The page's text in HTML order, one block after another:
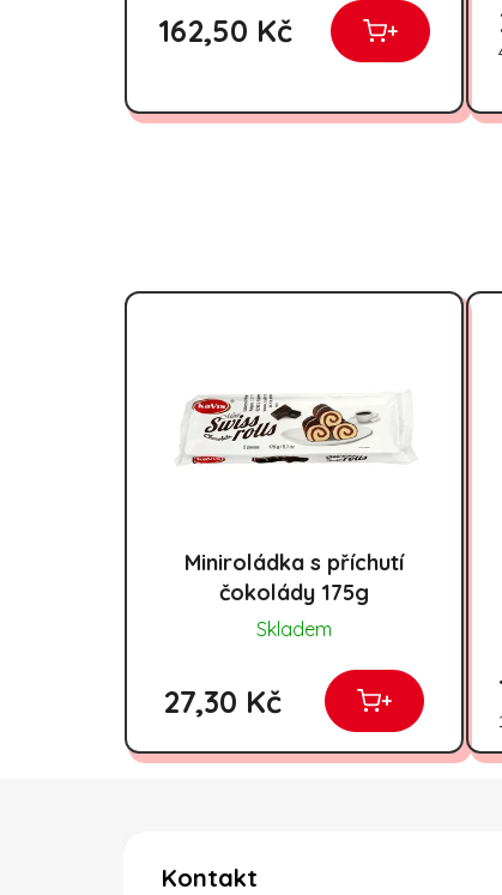
162,50 Kč +
Miniroládka s příchutí
čokolády 175g
Skladem
27,30 Kč +
Kontakt